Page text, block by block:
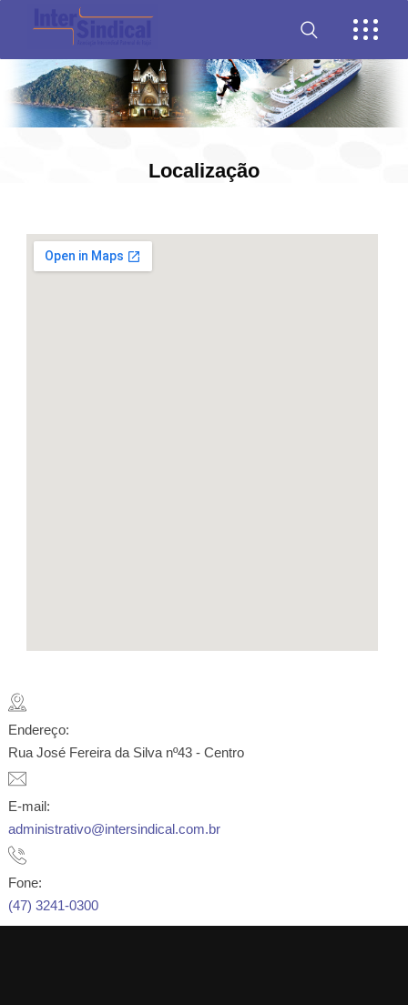
Localização
Endereço:
Rua José Fereira da Silva nº43 - Centro
E-mail:
administrativo@intersindical.com.br
Fone:
(47) 3241-0300